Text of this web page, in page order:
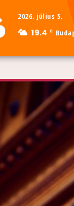
2026. július 5.
19.4 C